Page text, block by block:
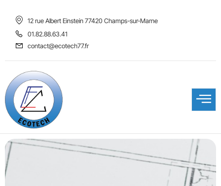
12 rue Albert Einstein 77420 Champs-sur-Marne
01.82.88.63.41
contact@ecotech77.fr